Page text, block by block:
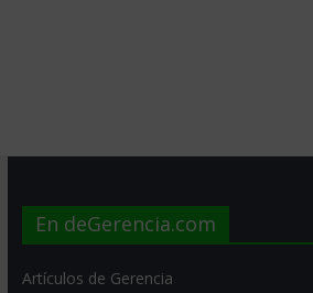
En deGerencia.com
Artículos de Gerencia